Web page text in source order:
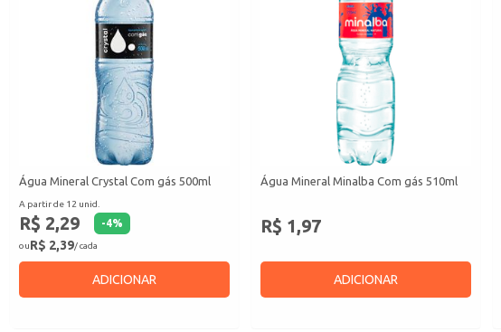
Água Mineral Crystal Com gás 500ml
A partir de 12 unid.
R$ 2,29 -4%
ouR$ 2,39/ cada
ADICIONAR
Água Mineral Minalba Com gás 510ml
R$ 1,97
ADICIONAR